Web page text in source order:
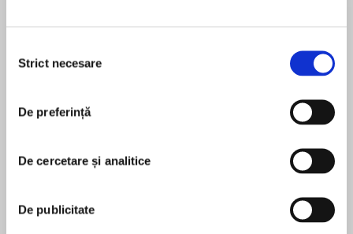
consimțământului
Strict necesare
De preferință
De cercetare și analitice
De publicitate
Un nume care stârnește deopotrivă interes și
teamă, Wagner reprezintă armata din spatele
președintelui rus Vladimir Putin. Se cunosc
puține detalii despre activitatea grupului de
seama acestui subiect controversat.
negate de Kremlin, oferind o imagine fidelă chiar
MAI MULT
În acest moment nu există recenzii